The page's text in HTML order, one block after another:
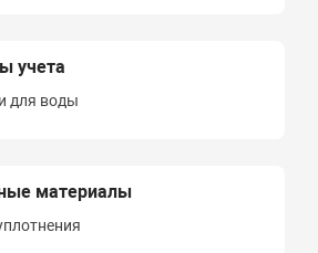
учета
для воды
материалы